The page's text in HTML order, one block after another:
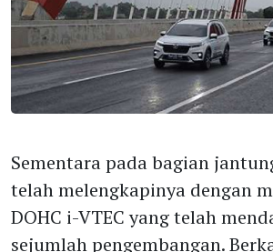
Sementara pada bagian
telah melengkapinya dengan
DOHC i-VTEC yang telah
sejumlah pengembangan.